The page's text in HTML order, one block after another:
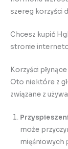
szereg korzyści
Chcesz kupić
stronie
Korzyści
Oto niektóre z
związane z
może
mięśniowych